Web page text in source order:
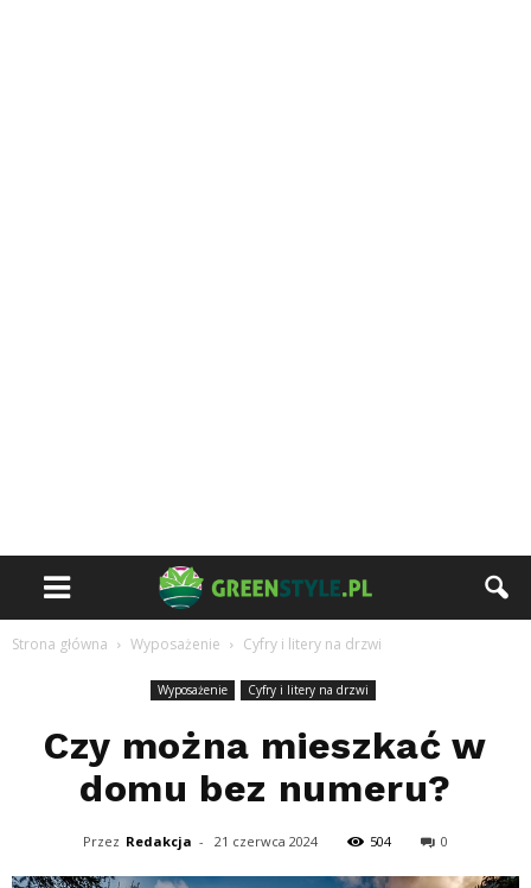
Strona główna Wyposażenie Cyfry i litery na drzwi
Wyposażenie Cyfry i litery na drzwi
Czy można mieszkać w
domu bez numeru?
Przez Redakcja - 21 czerwca 2024 504 0